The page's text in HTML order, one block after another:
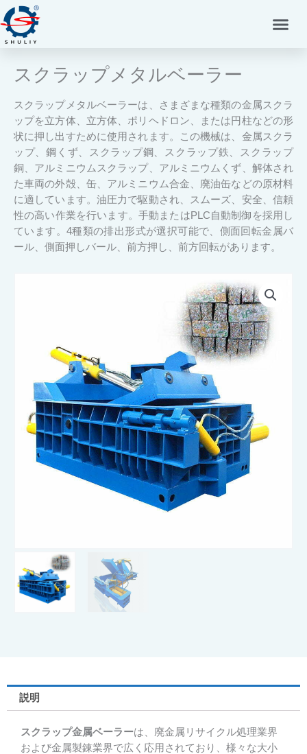
容
を
スクラップメタルベーラー
スクラップメタルベーラーは、さまざまな種類の金属スクラ
ップを立方体、立方体、ポリヘドロン、または円柱などの形
状に押し出すために使用されます。この機械は、金属スクラ
ップ、鋼くず、スクラップ鋼、スクラップ鉄、スクラップ
銅、アルミニウムスクラップ、アルミニウムくず、解体され
た車両の外殻、缶、アルミニウム合金、廃油缶などの原材料
に適しています。油圧力で駆動され、スムーズ、安全、信頼
性の高い作業を行います。手動またはPLC自動制御を採用し
ています。4種類の排出形式が選択可能で、側面回転金属バ
ール、側面押しバール、前方押し、前方回転があります。
説明
スクラップ金属ベーラーは、廃金属リサイクル処理業界
および金属製錬業界で広く応用されており、様々な大小